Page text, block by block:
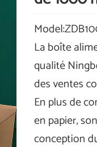
La boîte
qualité
des ventes
En plus de
en papier,
conception